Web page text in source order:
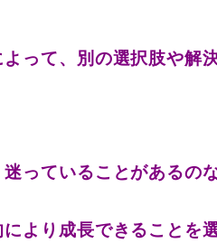
って、別の選択肢や解
迷っていることがあるの
より成長できることを